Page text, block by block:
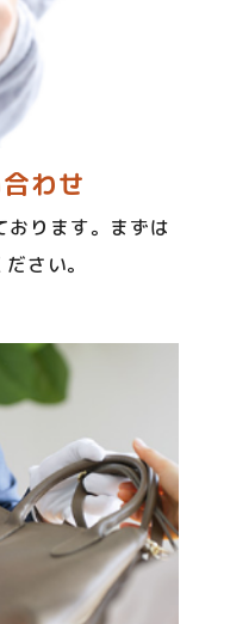
わせ
おります。まずは
さい。